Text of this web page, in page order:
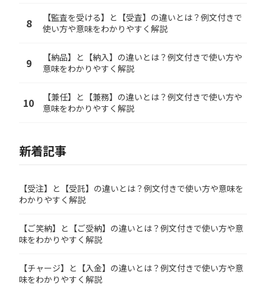
8
【監査を受ける】と【受査】の違いとは？例文付きで
使い方や意味をわかりやすく解説
9
【納品】と【納入】の違いとは？例文付きで使い方や
意味をわかりやすく解説
10
【兼任】と【兼務】の違いとは？例文付きで使い方や
意味をわかりやすく解説
新着記事
【受注】と【受託】の違いとは？例文付きで使い方や意味を
わかりやすく解説
【ご笑納】と【ご受納】の違いとは？例文付きで使い方や意
味をわかりやすく解説
【チャージ】と【入金】の違いとは？例文付きで使い方や意
味をわかりやすく解説